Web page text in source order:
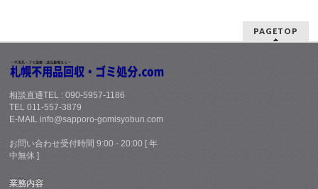
PAGETOP
相談直通TEL : 090-5957-1186
TEL 011-557-3879
E-MAIL info@sapporo-gomisyobun.com
お問い合わせ受付時間 9:00 - 20:00 [ 年
中無休 ]
業務内容